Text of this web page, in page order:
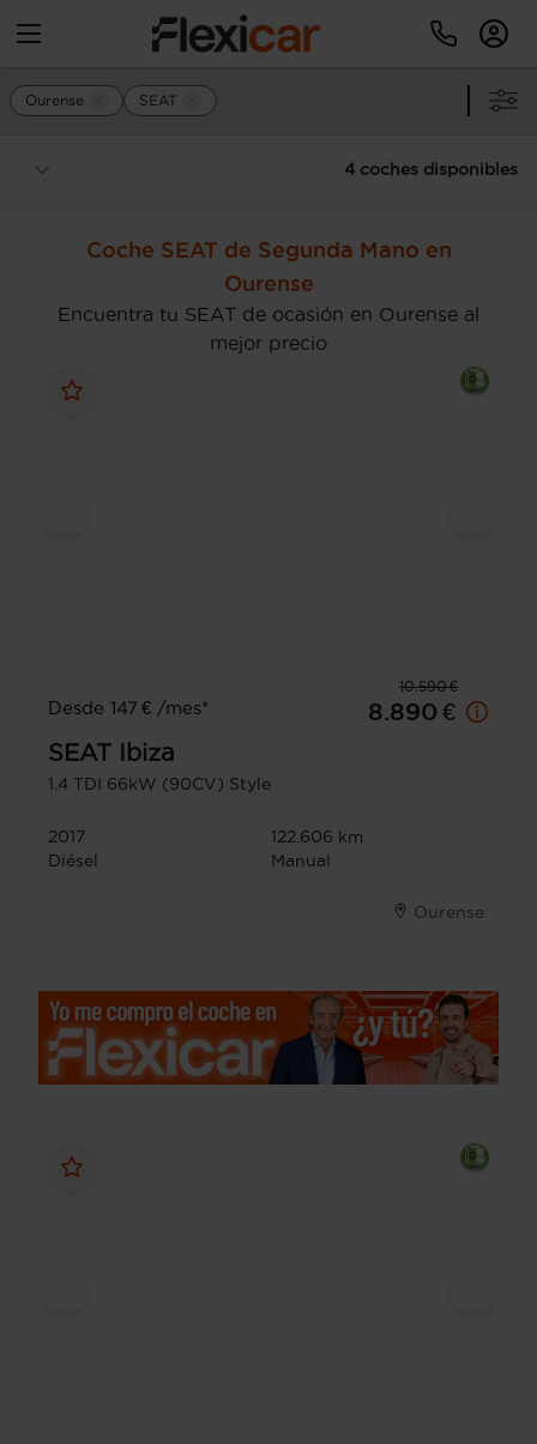
Ourense SEAT
4 coches disponibles
Coche SEAT de Segunda Mano en
Ourense
Encuentra tu SEAT de ocasión en Ourense al
mejor precio
10.590 €
Desde 147 € /mes*
8.890 €
SEAT
Ibiza
1.4 TDI 66kW (90CV) Style
2017
122.606 km
Diésel
Manual
Ourense